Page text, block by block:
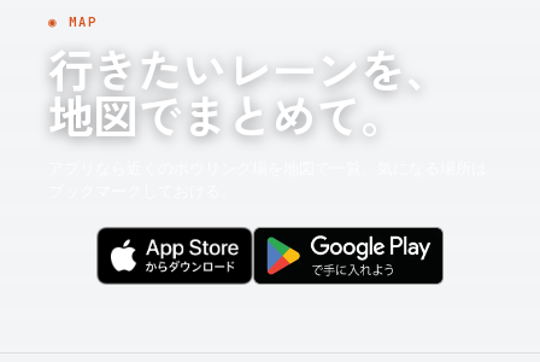
◉ MAP
行きたいレーンを、
地図でまとめて。